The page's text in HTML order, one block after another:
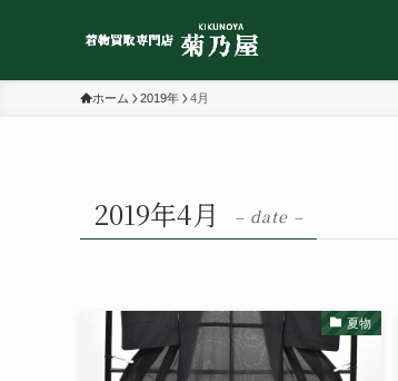
ホーム 2019年 4月
2019年4月 – date –
夏物